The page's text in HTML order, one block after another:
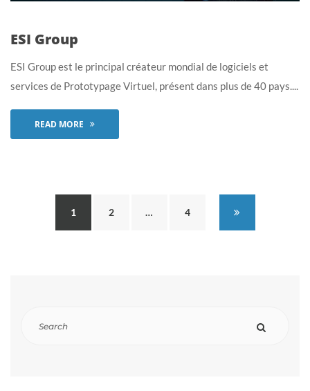
ESI Group
ESI Group est le principal créateur mondial de logiciels et
services de Prototypage Virtuel, présent dans plus de 40 pays....
READ MORE
1 2 … 4